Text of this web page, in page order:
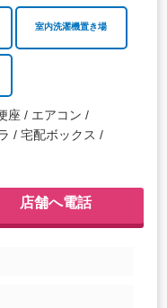
室内洗濯機置き場
座
エアコン
宅配ボックス
店舗へ電話